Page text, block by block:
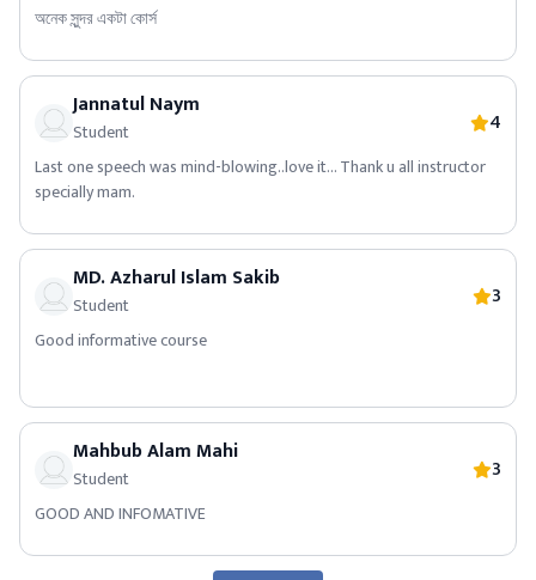
অনেক সুন্দর একটা কোর্স
Jannatul Naym
Student 4
Last one speech was mind-blowing..love it... Thank u all instructor
specially mam.
MD. Azharul Islam Sakib
Student 3
Good informative course
Mahbub Alam Mahi
Student 3
GOOD AND INFOMATIVE